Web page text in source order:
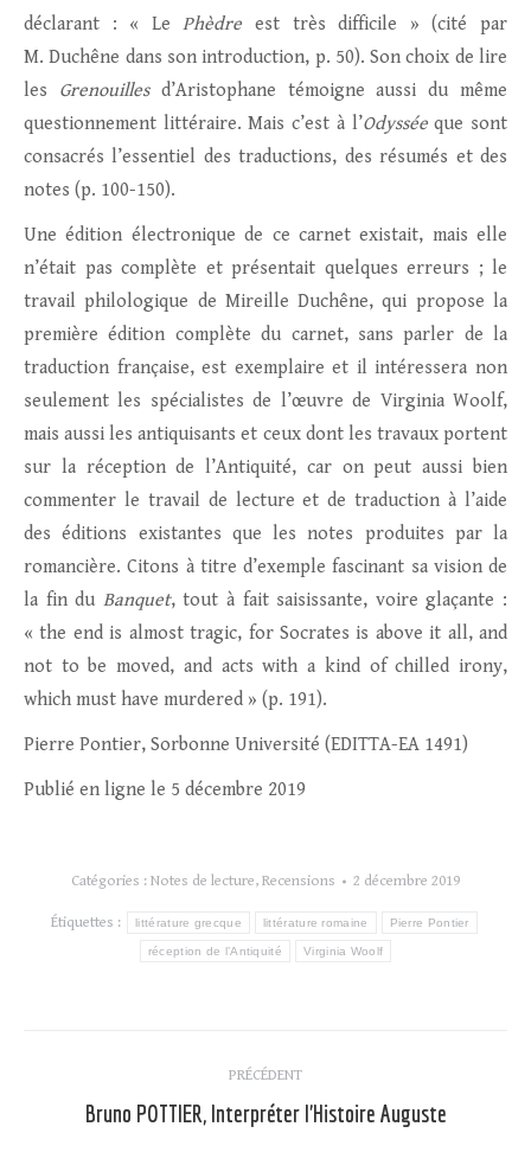
déclarant : « LePhèdre est très difficile » (cité par
M. Duchêne dans son introduction, p. 50). Son choix de lire
les Grenouillesd’Aristophane témoigne aussi du même
questionnement littéraire. Mais c’est à l’Odysséeque sont
consacrés l’essentiel des traductions, des résumés et des
notes (p. 100-150).
Une édition électronique de ce carnet existait, mais elle
n’était pas complète et présentait quelques erreurs ; le
travail philologique de Mireille Duchêne, qui propose la
première édition complète du carnet, sans parler de la
traduction française, est exemplaire et il intéressera non
seulement les spécialistes de l’œuvre de Virginia Woolf,
mais aussi les antiquisants et ceux dont les travaux portent
sur la réception de l’Antiquité, car on peut aussi bien
commenter le travail de lecture et de traduction à l’aide
des éditions existantes que les notes produites par la
romancière. Citons à titre d’exemple fascinant sa vision de
la fin du Banquet, tout à fait saisissante, voire glaçante :
« the end is almost tragic, for Socrates is above it all, and
not to be moved, and acts with a kind of chilled irony,
which must have murdered » (p. 191).
Pierre Pontier, Sorbonne Université (EDITTA-EA 1491)
Publié en ligne le 5 décembre 2019
Catégories : Notes de lecture, Recensions 2 décembre 2019
Étiquettes : littérature grecque littérature romaine Pierre Pontier
réception de l’Antiquité Virginia Woolf
article
PRÉCÉDENT
Article
Bruno POTTIER, Interpréter l’Histoire Auguste